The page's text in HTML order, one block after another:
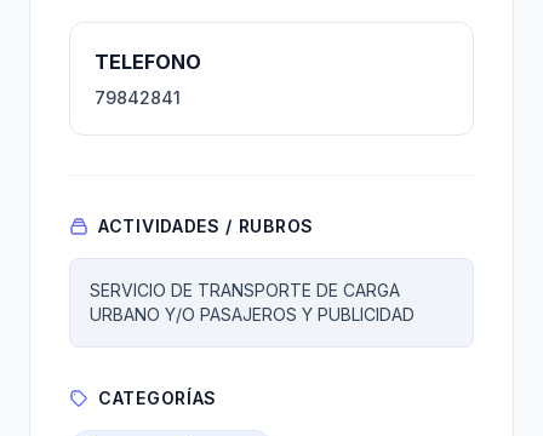
TELEFONO
79842841
ACTIVIDADES / RUBROS
SERVICIO DE TRANSPORTE DE CARGA
URBANO Y/O PASAJEROS Y PUBLICIDAD
CATEGORÍAS